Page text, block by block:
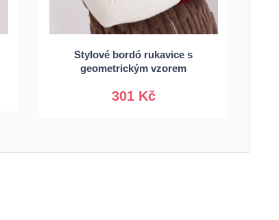
Stylové bordó rukavice s
geometrickým vzorem
301 Kč
S/M L/XL